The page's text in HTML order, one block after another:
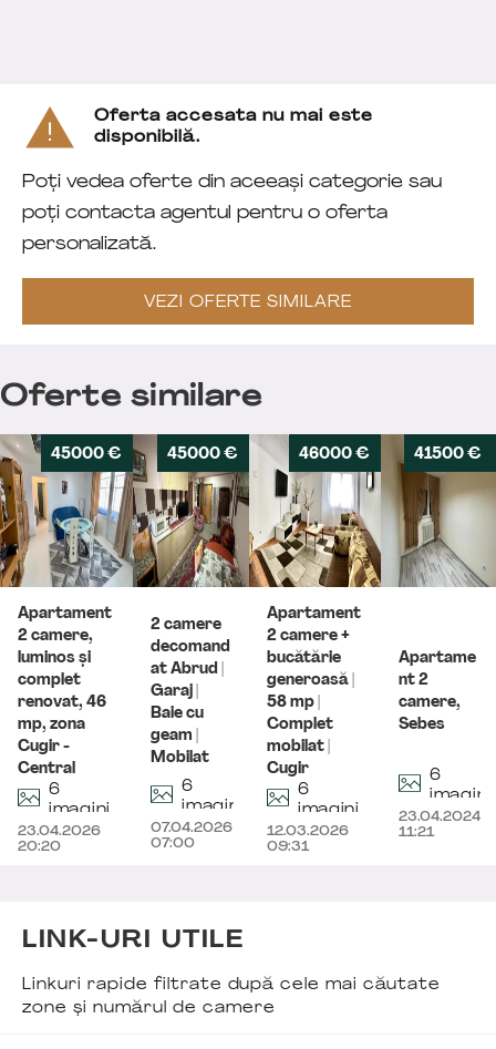
Oferta accesata nu mai este
disponibilă.
Poți vedea oferte din aceeași categorie sau
poți contacta agentul pentru o oferta
personalizată.
VEZI OFERTE SIMILARE
Oferte similare
45000 €
Apartament
2 camere,
luminos și
complet
renovat, 46
mp, zona
Cugir -
Central
6
imagini
23.04.2026
20:20
45000 €
2 camere
decomand
at Abrud |
Garaj |
Baie cu
geam |
Mobilat
6
imagini
07.04.2026
07:00
46000 €
Apartament
2 camere +
bucătărie
generoasă |
58 mp |
Complet
mobilat |
Cugir
6
imagini
12.03.2026
09:31
41500 €
Apartame
nt 2
camere,
Sebes
6
imagini
23.04.2024
11:21
LINK-URI UTILE
Linkuri rapide filtrate după cele mai căutate
zone și numărul de camere